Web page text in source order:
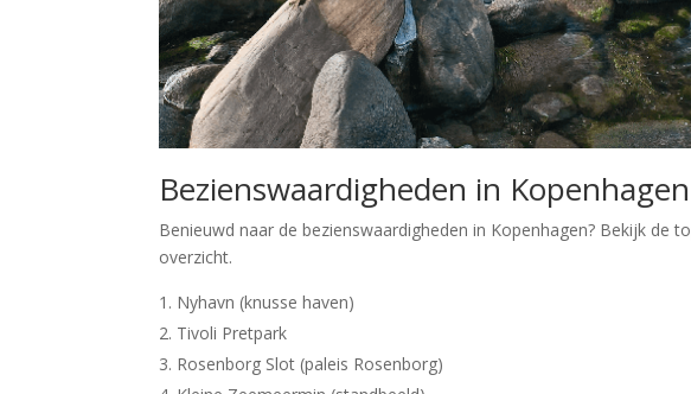
Bezienswaardigheden in Kopenhagen
Benieuwd naar de bezienswaardigheden in Kopenhagen? Bekijk de
overzicht.
Nyhavn (knusse haven)
Tivoli Pretpark
Rosenborg Slot (paleis Rosenborg)